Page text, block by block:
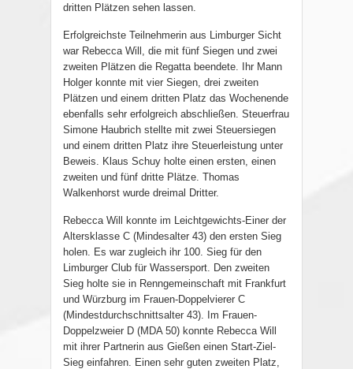
dritten Plätzen sehen lassen.
Erfolgreichste Teilnehmerin aus Limburger Sicht
war Rebecca Will, die mit fünf Siegen und zwei
zweiten Plätzen die Regatta beendete. Ihr Mann
Holger konnte mit vier Siegen, drei zweiten
Plätzen und einem dritten Platz das Wochenende
ebenfalls sehr erfolgreich abschließen. Steuerfrau
Simone Haubrich stellte mit zwei Steuersiegen
und einem dritten Platz ihre Steuerleistung unter
Beweis. Klaus Schuy holte einen ersten, einen
zweiten und fünf dritte Plätze. Thomas
Walkenhorst wurde dreimal Dritter.
Rebecca Will konnte im Leichtgewichts-Einer der
Altersklasse C (Mindesalter 43) den ersten Sieg
holen. Es war zugleich ihr 100. Sieg für den
Limburger Club für Wassersport. Den zweiten
Sieg holte sie in Renngemeinschaft mit Frankfurt
und Würzburg im Frauen-Doppelvierer C
(Mindestdurchschnittsalter 43). Im Frauen-
Doppelzweier D (MDA 50) konnte Rebecca Will
mit ihrer Partnerin aus Gießen einen Start-Ziel-
Sieg einfahren. Einen sehr guten zweiten Platz,